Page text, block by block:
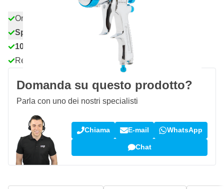
Ordina entro le 23:59,
spedito domani
Spedizione gratuita
da 150,- €
100 giorni
Recensioni dei clienti:
(7.078 recensioni)
Domanda su questo prodotto?
Parla con uno dei nostri specialisti
Chiama E-mail WhatsApp
Chat